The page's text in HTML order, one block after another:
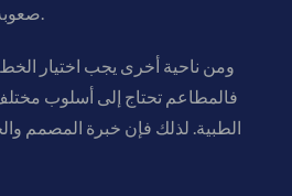
صعوبة ويقلل من التأثير البصري.
ومن ناحية أخرى يجب اختيار
فالمطاعم تحتاج إلى أسلوب
الطبية. لذلك فإن خبرة المصمم